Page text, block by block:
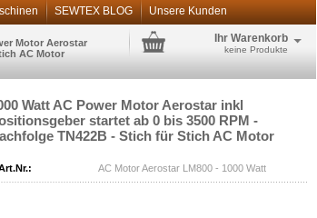
SEWTEX BLOG Unsere Kunden
Motor Aerostar
AC Motor
Ihr Warenkorb
keine Produkte
Watt AC Power Motor Aerostar inkl
startet ab 0 bis 3500 RPM -
TN422B - Stich für Stich AC Motor
AC Motor Aerostar LM800 - 1000 Watt